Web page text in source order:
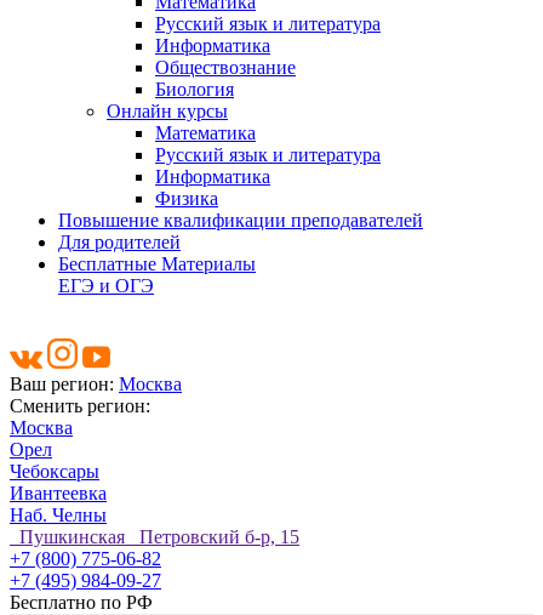
Русский язык и литература
Информатика
Обществознание
Биология
Онлайн курсы
Математика
Русский язык и литература
Информатика
Физика
Повышение квалификации преподавателей
Для родителей
Бесплатные Материалы
ЕГЭ и ОГЭ
Ваш регион: Москва
Сменить регион:
Москва
Орел
Чебоксары
Ивантеевка
Наб. Челны
Пушкинская Петровский б-р, 15
+7 (800) 775-06-82
+7 (495) 984-09-27
Бесплатно по РФ